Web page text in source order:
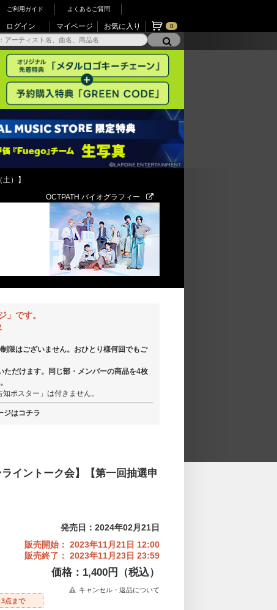
ご利用ガイド よくあるご質問
ログイン マイページ お気に入り 0
）】
OCTPATH バイオグラフィー
」です。
限はございません。おひとり様何回でもご
だけます。同じ部・メンバーの商品を4枚
ポスター」は付きません。
ジはコチラ
イントーク会】【第一回抽選申
発売日：2024年02月21日
販売開始： 2023年11月21日 12:00
販売終了： 2023年11月23日 23:59
価格：1,400円（税込）
点まで
キャンセル・返品について